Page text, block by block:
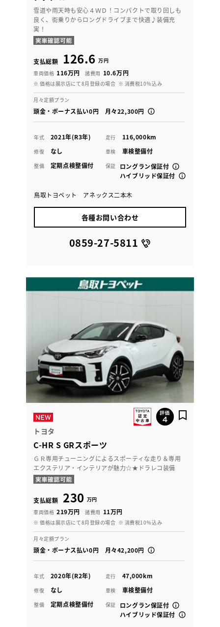
雪道や雨天時も安心４ＷＤ！コンパクトで取り回しも
良く、街乗りからロングドライブまで快適♪装備充
実！
支払総額 126.6 万円
車両価格 116万円 諸費用 10.6万円
※ 価格は展示店にて8月登録の場合 ※ 消費税10％込み
月々定額プラン
頭金・ボーナス払い0円 月々22,300円
年式 2021年(R3年) 走行 116,000km
修復 なし 車検 車検整備付
整備 定期点検整備付 保証
ロングラン保証付
ハイブリッド保証付
鳥取トヨペット アネックス二本木
各種お問い合わせ
0859-27-5811
トヨタ
C-HR S GRスポーツ
ＧＲ専用チューニングによるスポーティな走り＆専用
エクステリア・インテリアが魅力☆★ドラレコ装備
支払総額 230 万円
車両価格 219万円 諸費用 11万円
※ 価格は展示店にて8月登録の場合 ※ 消費税10％込み
月々定額プラン
頭金・ボーナス払い0円 月々42,200円
年式 2020年(R2年) 走行 47,000km
修復 なし 車検 車検整備付
整備 定期点検整備付 保証
ロングラン保証付
ハイブリッド保証付